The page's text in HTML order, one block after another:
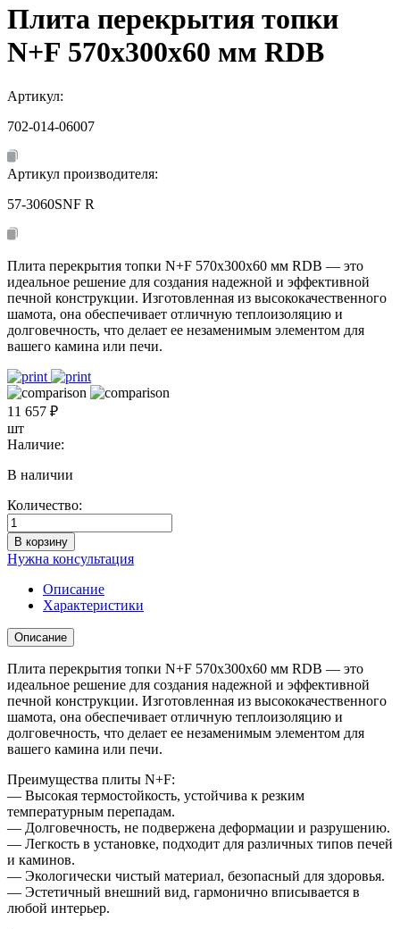
Плита перекрытия топки
N+F 570х300х60 мм RDB
Артикул:
702-014-06007
Артикул производителя:
57-3060SNF R
Плита перекрытия топки N+F 570х300х60 мм RDB — это
идеальное решение для создания надежной и эффективной
печной конструкции. Изготовленная из высококачественного
шамота, она обеспечивает отличную теплоизоляцию и
долговечность, что делает ее незаменимым элементом для
вашего камина или печи.
11 657 ₽
шт
Наличие:
В наличии
Количество:
Количество
товара
Плита
перекрытия
топки
N+F
570х300х60
мм
RDB
В корзину
Нужна консультация
Описание
Характеристики
Описание
Плита перекрытия топки N+F 570х300х60 мм RDB — это
идеальное решение для создания надежной и эффективной
печной конструкции. Изготовленная из высококачественного
шамота, она обеспечивает отличную теплоизоляцию и
долговечность, что делает ее незаменимым элементом для
вашего камина или печи.
Преимущества плиты N+F:
— Высокая термостойкость, устойчива к резким
температурным перепадам.
— Долговечность, не подвержена деформации и разрушению.
— Легкость в установке, подходит для различных типов печей
и каминов.
— Экологически чистый материал, безопасный для здоровья.
— Эстетичный внешний вид, гармонично вписывается в
любой интерьер.